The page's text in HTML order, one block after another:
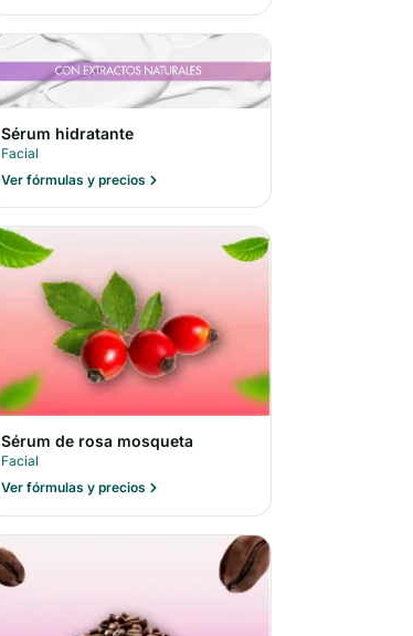
Sérum hidratante
Facial
Ver fórmulas y precios
Sérum de rosa mosqueta
Facial
Ver fórmulas y precios